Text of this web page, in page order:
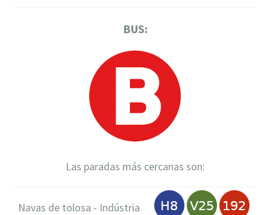
BUS:
Las paradas más cercanas son:
Navas de tolosa - Indústria